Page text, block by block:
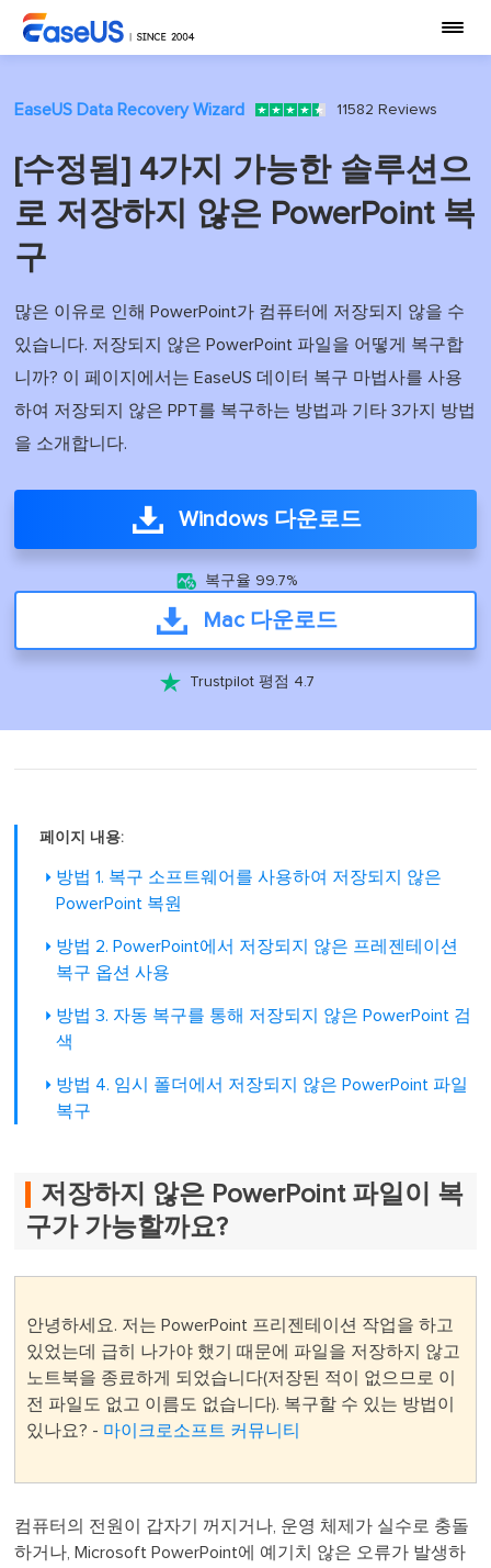
EaseUS Data Recovery Wizard 11582 Reviews
[수정됨] 4가지 가능한 솔루션으
로 저장하지 않은 PowerPoint 복
구
많은 이유로 인해 PowerPoint가 컴퓨터에 저장되지 않을 수
있습니다. 저장되지 않은 PowerPoint 파일을 어떻게 복구합
니까? 이 페이지에서는 EaseUS 데이터 복구 마법사를 사용
하여 저장되지 않은 PPT를 복구하는 방법과 기타 3가지 방법
을 소개합니다.
Windows 다운로드
 복구율 99.7%
Mac 다운로드
 Trustpilot 평점 4.7
페이지 내용:
방법 1. 복구 소프트웨어를 사용하여 저장되지 않은
PowerPoint 복원
방법 2. PowerPoint에서 저장되지 않은 프레젠테이션
복구 옵션 사용
방법 3. 자동 복구를 통해 저장되지 않은 PowerPoint 검
색
방법 4. 임시 폴더에서 저장되지 않은 PowerPoint 파일
복구
저장하지 않은 PowerPoint 파일이 복
구가 가능할까요?
안녕하세요. 저는 PowerPoint 프리젠테이션 작업을 하고
있었는데 급히 나가야 했기 때문에 파일을 저장하지 않고
노트북을 종료하게 되었습니다(저장된 적이 없으므로 이
전 파일도 없고 이름도 없습니다). 복구할 수 있는 방법이
있나요? - 마이크로소프트 커뮤니티
컴퓨터의 전원이 갑자기 꺼지거나, 운영 체제가 실수로 충돌
하거나, Microsoft PowerPoint에 예기치 않은 오류가 발생하